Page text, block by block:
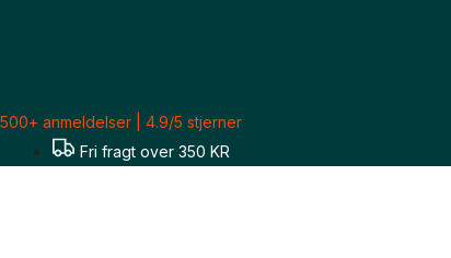
500+ anmeldelser | 4.9/5 stjerner
Fri fragt over 350 KR